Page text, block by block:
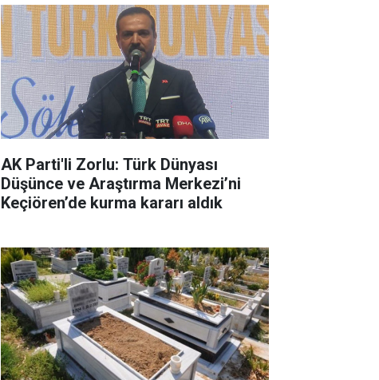
AK Parti'li Zorlu: Türk Dünyası
Düşünce ve Araştırma Merkezi’ni
Keçiören’de kurma kararı aldık